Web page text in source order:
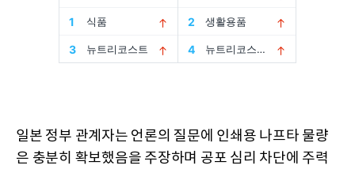
일본 정부 관계자는 언론의 질문에 인쇄용 나프타 물량
은 충분히 확보했음을 주장하며 공포 심리 차단에 주력